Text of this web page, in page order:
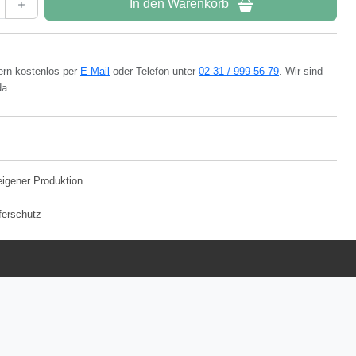
In den Warenkorb
kostenlos per E-Mail oder Telefon unter 02 31 / 999 56 79. Wir sind
Produktion